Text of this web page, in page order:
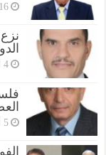
‏16 ساعة مضت
‏4 أيام مضت
‏5 أيام مضت